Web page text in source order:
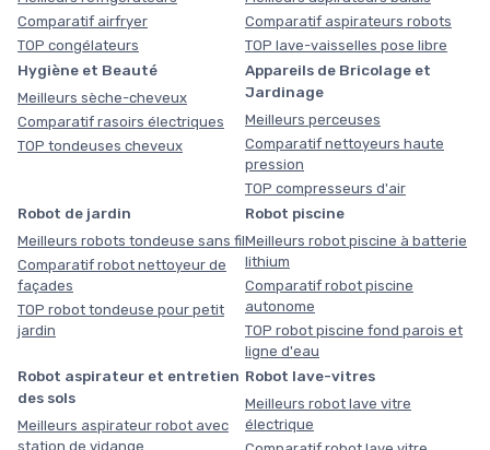
Comparatif airfryer
TOP congélateurs
Comparatif aspirateurs robots
TOP lave-vaisselles pose libre
Hygiène et Beauté
Meilleurs sèche-cheveux
Comparatif rasoirs électriques
TOP tondeuses cheveux
Appareils de Bricolage et
Jardinage
Meilleurs perceuses
Comparatif nettoyeurs haute
pression
TOP compresseurs d'air
Robot de jardin
Meilleurs robots tondeuse sans fil
Comparatif robot nettoyeur de
façades
TOP robot tondeuse pour petit
jardin
Robot piscine
Meilleurs robot piscine à batterie
lithium
Comparatif robot piscine
autonome
TOP robot piscine fond parois et
ligne d'eau
Robot aspirateur et entretien
des sols
Meilleurs aspirateur robot avec
station de vidange
Robot lave-vitres
Meilleurs robot lave vitre
électrique